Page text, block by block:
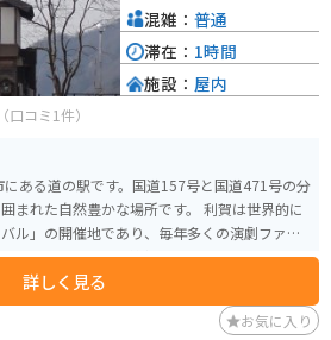
（口コミ1件）
ある道の駅です。国道157号と国道471号の分
然豊かな場所です。 利賀は世界的に
ル」の開催地であり、毎年多くの演劇ファン
フェスティバルの情報コーナーや、過去の公
。 特産品としては、地元で採
などが人気です。また、併設のレストランで
ができます。 バイクで訪れる場
詳しく見る
混雑： 普通
滞在： 1時間
施設： 屋内
お気に入り